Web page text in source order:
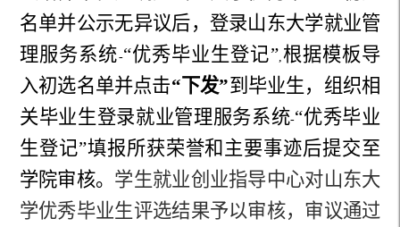
名单并公示无异议后，登录山东大学就业管
理服务系统-“优秀毕业生登记”,根据模板导
入初选名单并点击“ 下发”到毕业生，组织相
关毕业生登录就业管理服务系统-“优秀毕业
生登记”填报所获荣誉和主要事迹后提交至
学院审核。 学生就业创业指导中心对山东大
学优秀毕业生评选结果予以审核，审议通过